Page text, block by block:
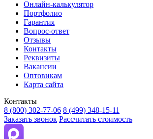
Онлайн-калькулятор
Портфолио
Гарантия
Вопрос-ответ
Отзывы
Контакты
Реквизиты
Вакансии
Оптовикам
Карта сайта
Контакты
8 (800) 302-77-06 8 (499) 348-15-11
Заказать звонок Рассчитать стоимость